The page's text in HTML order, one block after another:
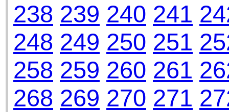
238 239 240 241
248 249 250 251
258 259 260 261
268 269 270 271